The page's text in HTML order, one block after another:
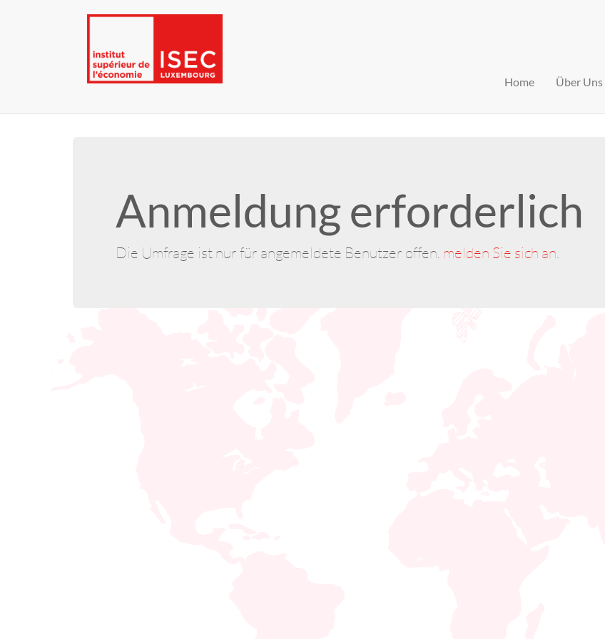
Home Über Uns
Anmeldung erforderlich
Die Umfrage ist nur für angemeldete Benutzer offen. melden Sie sich an